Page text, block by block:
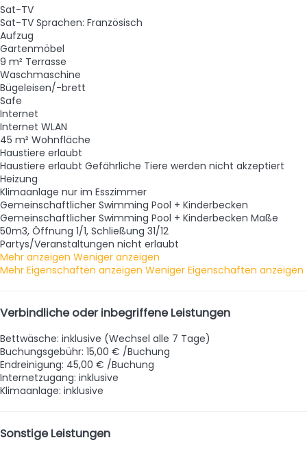
Sat-TV
Sat-TV Sprachen: Französisch
Aufzug
Gartenmöbel
9 m² Terrasse
Waschmaschine
Bügeleisen/-brett
Safe
Internet
Internet WLAN
45 m² Wohnfläche
Haustiere erlaubt
Haustiere erlaubt Gefährliche Tiere werden nicht akzeptiert
Heizung
Klimaanlage nur im Esszimmer
Gemeinschaftlicher Swimming Pool + Kinderbecken
Gemeinschaftlicher Swimming Pool + Kinderbecken Maße
50m3, Öffnung 1/1, Schließung 31/12
Partys/Veranstaltungen nicht erlaubt
Mehr anzeigen Weniger anzeigen
Mehr Eigenschaften anzeigen Weniger Eigenschaften anzeigen
Verbindliche oder inbegriffene Leistungen
Bettwäsche: inklusive (Wechsel alle 7 Tage)
Buchungsgebühr: 15,00 € /Buchung
Endreinigung: 45,00 € /Buchung
Internetzugang: inklusive
Klimaanlage: inklusive
Sonstige Leistungen